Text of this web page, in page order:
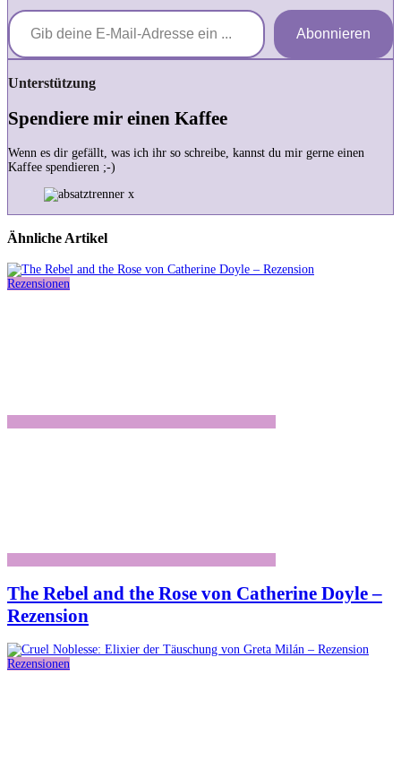
Gib deine E-Mail-Adresse ein ...
Abonnieren
Unterstützung
Spendiere mir einen Kaffee
Wenn es dir gefällt, was ich ihr so schreibe, kannst du mir gerne einen
Kaffee spendieren ;-)
Ähnliche Artikel
Rezensionen
The Rebel and the Rose von Catherine Doyle –
Rezension
Rezensionen